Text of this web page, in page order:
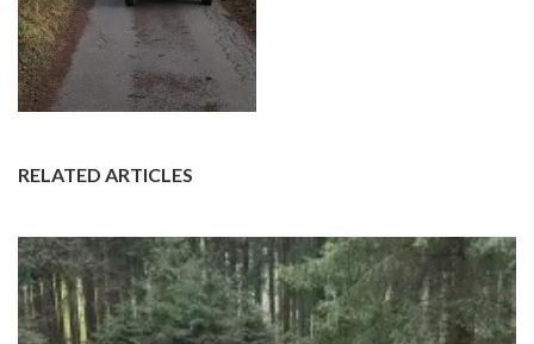
RELATED ARTICLES